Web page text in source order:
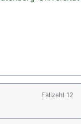
Fallzahl 12